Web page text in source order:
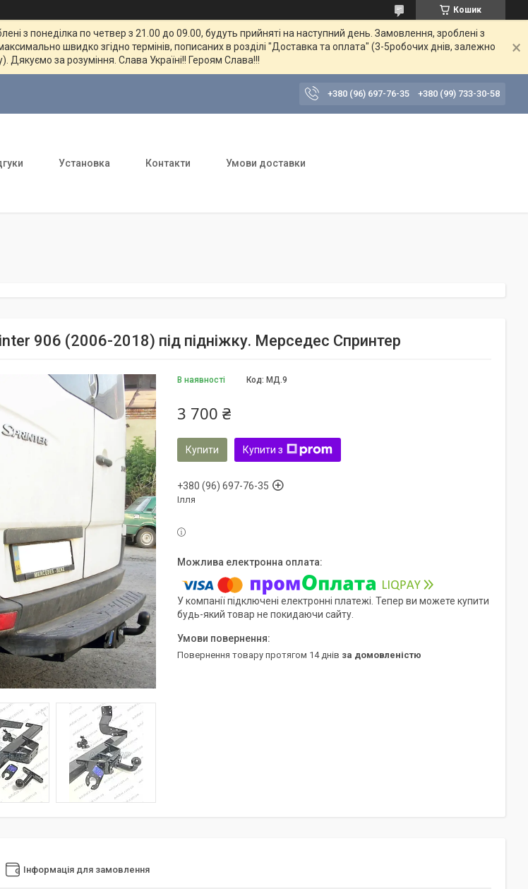
Кошик
з понеділка по четвер з 21.00 до 09.00, будуть прийняті на наступний день. Замовлення, зроблені з
швидко згідно термінів, пописаних в розділі "Доставка та оплата" (3-5робочих днів, залежно
Дякуємо за розуміння. Слава Україні!! Героям Слава!!!
+380 (96) 697-76-35 +380 (99) 733-30-58
Установка Контакти Умови доставки
906 (2006-2018) під підніжку. Мерседес Спринтер
В наявності Код: МД.9
3 700 ₴
Купити Купити з
+380 (96) 697-76-35
Ілля
У компанії підключені електронні платежі. Тепер ви можете купити
будь-який товар не покидаючи сайту.
повернення товару протягом 14 днів за домовленістю
Інформація для замовлення